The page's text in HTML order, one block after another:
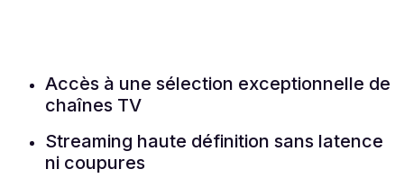
Accès à une sélection exceptionnelle de
chaînes TV
Streaming haute définition sans latence
ni coupures